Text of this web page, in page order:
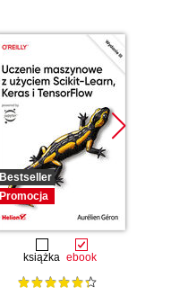
Bestseller
Promocja
książka ebook